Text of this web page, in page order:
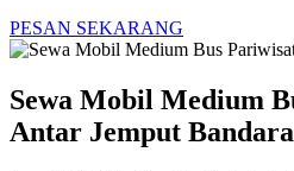
PESAN SEKARANG
Sewa Mobil Medium
Antar Jemput Bandara